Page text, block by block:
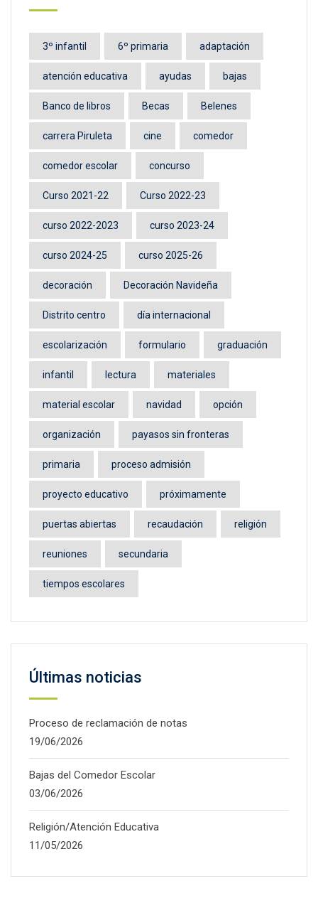
3º infantil 6º primaria adaptación
atención educativa ayudas bajas
Banco de libros Becas Belenes
carrera Piruleta cine comedor
comedor escolar concurso
Curso 2021-22 Curso 2022-23
curso 2022-2023 curso 2023-24
curso 2024-25 curso 2025-26
decoración Decoración Navideña
Distrito centro día internacional
escolarización formulario graduación
infantil lectura materiales
material escolar navidad opción
organización payasos sin fronteras
primaria proceso admisión
proyecto educativo próximamente
puertas abiertas recaudación religión
reuniones secundaria
tiempos escolares
Últimas noticias
Proceso de reclamación de notas
19/06/2026
Bajas del Comedor Escolar
03/06/2026
Religión/Atención Educativa
11/05/2026